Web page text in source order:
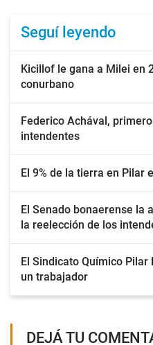
Seguí leyendo
Kicillof le gana a Milei en
conurbano
Federico Achával,
intendentes
El 9% de la tierra en Pilar
El Senado bonaerense la
la reelección de los
El Sindicato Químico
un trabajador
DEJÁ TU